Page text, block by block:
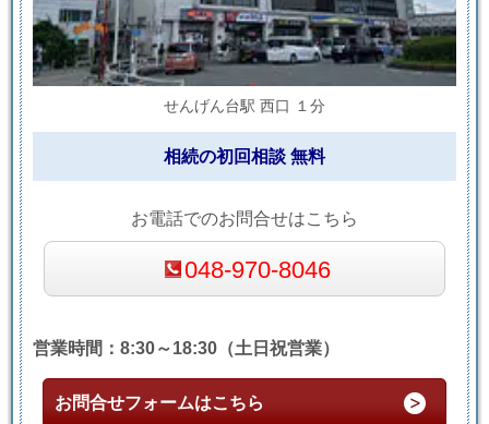
せんげん台駅 西口 １分
相続の初回相談 無料
お電話でのお問合せはこちら
048-970-8046
営業時間：8:30～18:30（土日祝営業）
お問合せフォームはこちら